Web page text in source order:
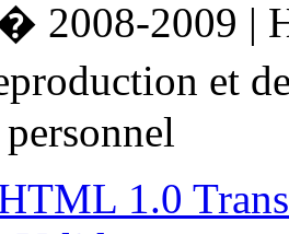
2008-2009 |
et
1.0